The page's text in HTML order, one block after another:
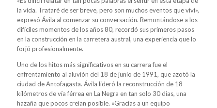
la vida. Trataré de ser breve, pero son muchos eventos que viví»,
expresó Ávila al comenzar su conversación. Remontándose a los
difíciles momentos de los años 80, recordó sus primeros pasos
en la construcción en la carretera austral, una experiencia que lo
forjó profesionalmente.
Uno de los hitos más significativos en su carrera fue el
enfrentamiento al aluvión del 18 de junio de 1991, que azotó la
ciudad de Antofagasta. Ávila lideró la reconstrucción de 18
kilómetros de vía férrea en La Negra en tan solo 30 días, una
hazaña que pocos creían posible. «Gracias a un equipo